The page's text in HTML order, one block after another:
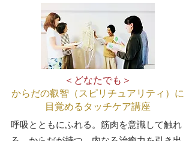
＜どなたでも＞
からだの叡智（スピリチュアリティ）に
目覚めるタッチケア講座
​​呼吸とともにふれる。筋肉を意識して触れ